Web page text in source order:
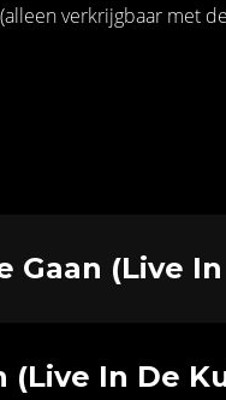
verkrijgbaar met
Gaan (Live
(Live In De